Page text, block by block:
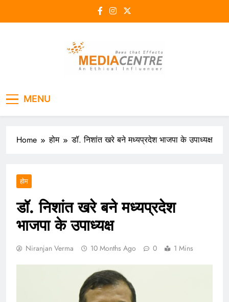
MENU
Home होम डॉ. निशांत खरे बने मध्यप्रदेश भाजपा के उपाध्यक्ष
होम
डॉ. निशांत खरे बने मध्यप्रदेश
भाजपा के उपाध्यक्ष
Niranjan Verma 10 Months Ago 0 1 Mins